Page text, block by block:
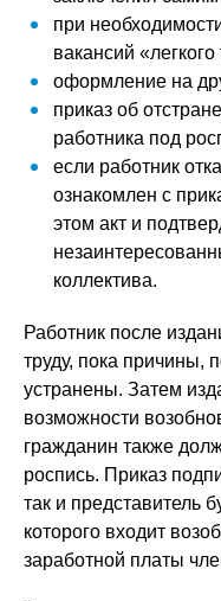
при
вакансий
оформление на
приказ об
работника под
если работник
ознакомлен с
этом акт и
коллектива.
Работник после
труду, пока причины,
устранены. Затем
возможности
гражданин также
роспись. Приказ
так и представитель
которого входит
заработной платы